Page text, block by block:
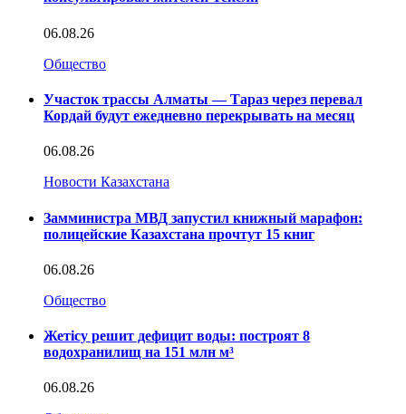
06.08.26
Общество
Участок трассы Алматы — Тараз через перевал
Кордай будут ежедневно перекрывать на месяц
06.08.26
Новости Казахстана
Замминистра МВД запустил книжный марафон:
полицейские Казахстана прочтут 15 книг
06.08.26
Общество
Жетісу решит дефицит воды: построят 8
водохранилищ на 151 млн м³
06.08.26